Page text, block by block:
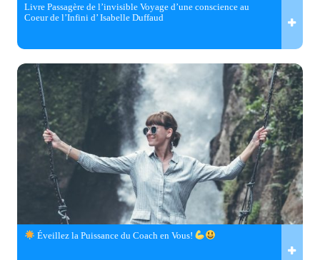
Livre Passagère de l’invisible Voyage d’une conscience au
Coeur de l’Infini d’ Isabelle Duffaud
Éveillez la Puissance du Coach en Vous!